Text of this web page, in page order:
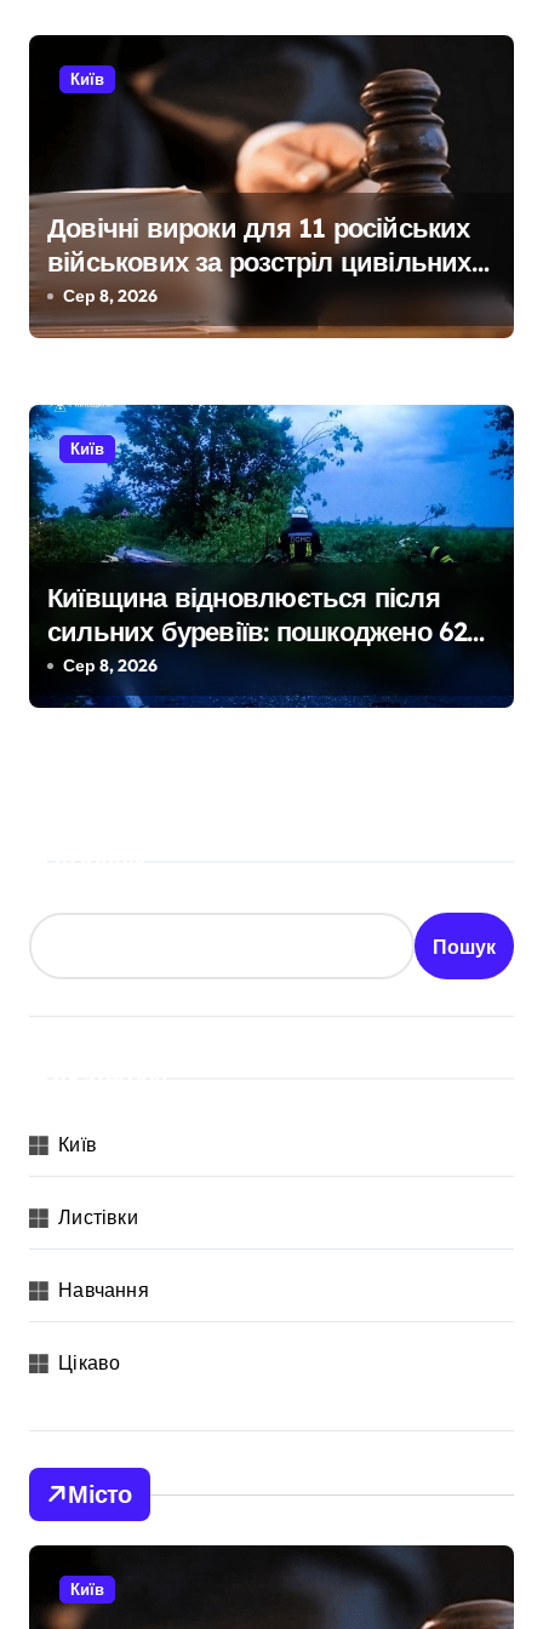
і
Київ
Довічні вироки для 11 російських
військових за розстріл цивільних
на Київщині
Сер 8, 2026
Київ
Київщина відновлюється після
сильних буревіїв: пошкоджено 62
будинки, понад 18 тисяч родин
залишились без електрики
Сер 8, 2026
Пошук
Київ
Листівки
Навчання
Цікаво
Місто
Київ